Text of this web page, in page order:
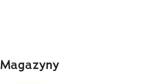
Magazyny